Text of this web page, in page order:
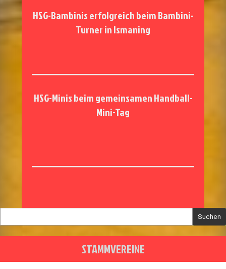
HSG-Bambinis erfolgreich beim Bambini-
Turner in Ismaning
HSG-Minis beim gemeinsamen Handball-
Mini-Tag
Suchen
STAMMVEREINE